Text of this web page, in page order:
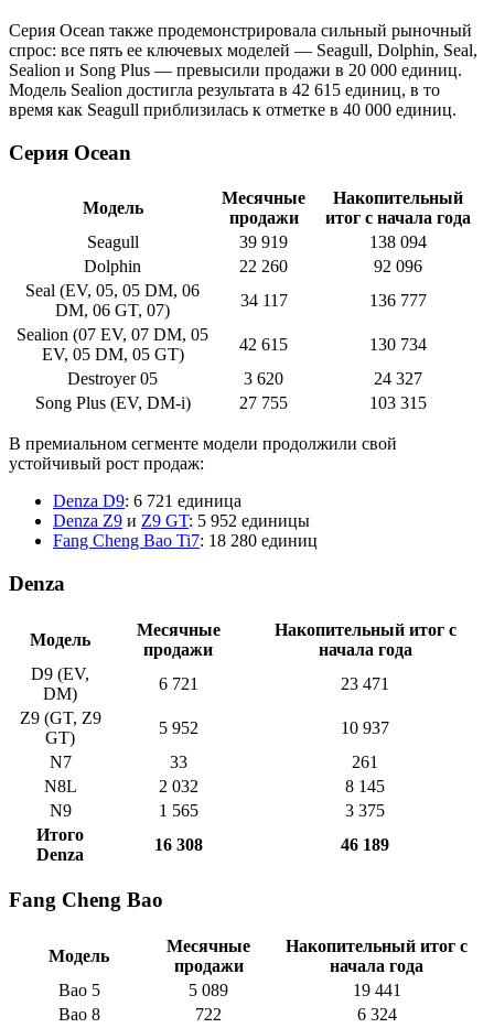
Серия Ocean также продемонстрировала сильный рыночный
спрос: все пять ее ключевых моделей — Seagull, Dolphin, Seal,
Sealion и Song Plus — превысили продажи в 20 000 единиц.
Модель Sealion достигла результата в 42 615 единиц, в то
время как Seagull приблизилась к отметке в 40 000 единиц.
Серия Ocean
Модель
Месячные
продажи
Накопительный
итог с начала года
Seagull
39 919
138 094
Dolphin
22 260
92 096
Seal (EV, 05, 05 DM, 06
DM, 06 GT, 07)
34 117
136 777
Sealion (07 EV, 07 DM, 05
EV, 05 DM, 05 GT)
42 615
130 734
Destroyer 05
3 620
24 327
Song Plus (EV, DM-i)
27 755 103 315
В премиальном сегменте модели продолжили свой
устойчивый рост продаж:
Denza D9: 6 721 единица
Denza Z9 и Z9 GT: 5 952 единицы
Fang Cheng Bao Ti7: 18 280 единиц
Denza
Модель
Месячные
продажи
Накопительный итог с
начала года
D9 (EV,
DM)
6 721
23 471
Z9 (GT, Z9
GT)
5 952
10 937
N7
33
261
N8L
2 032
8 145
N9
1 565
3 375
Итого
Denza
16 308 46 189
Fang Cheng Bao
Модель
Месячные
продажи
Накопительный итог с
начала года
Bao 5
5 089
19 441
Bao 8
722
6 324